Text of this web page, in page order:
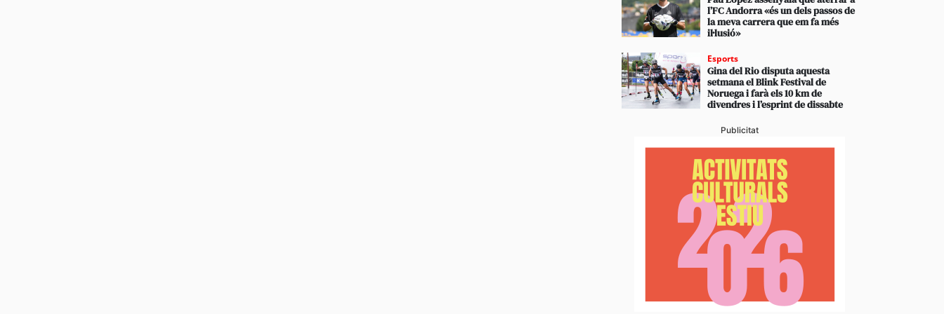
l’FC Andorra «és un dels passos de
la meva carrera que em fa més
il·lusió»
Esports
Gina del Rio disputa aquesta
setmana el Blink Festival de
Noruega i farà els 10 km de
divendres i l’esprint de dissabte
Publicitat